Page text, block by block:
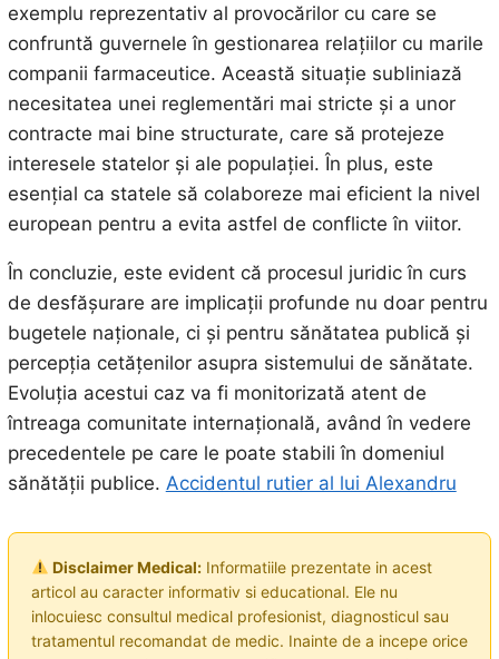
exemplu reprezentativ al provocărilor cu care se
confruntă guvernele în gestionarea relațiilor cu marile
companii farmaceutice. Această situație subliniază
necesitatea unei reglementări mai stricte și a unor
contracte mai bine structurate, care să protejeze
interesele statelor și ale populației. În plus, este
esențial ca statele să colaboreze mai eficient la nivel
european pentru a evita astfel de conflicte în viitor.
În concluzie, este evident că procesul juridic în curs
de desfășurare are implicații profunde nu doar pentru
bugetele naționale, ci și pentru sănătatea publică și
percepția cetățenilor asupra sistemului de sănătate.
Evoluția acestui caz va fi monitorizată atent de
întreaga comunitate internațională, având în vedere
precedentele pe care le poate stabili în domeniul
sănătății publice. Accidentul rutier al lui Alexandru
Disclaimer Medical:Informatiile prezentate in acest
articol au caracter informativ si educational. Ele nu
inlocuiesc consultul medical profesionist, diagnosticul sau
tratamentul recomandat de medic. Inainte de a incepe orice